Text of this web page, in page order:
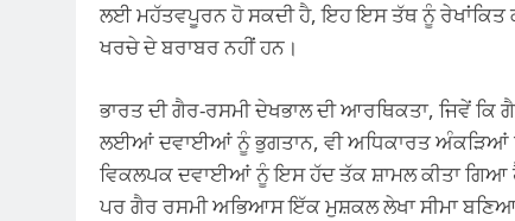
ਲਈ ਮਹੱਤਵਪੂਰਨ ਹੋ ਸਕਦੀ ਹੈ, ਇਹ ਇਸ ਤੱਥ ਨੂੰ ਰੇਖਾਂਕਿਤ
ਖਰਚੇ ਦੇ ਬਰਾਬਰ ਨਹੀਂ ਹਨ।
ਭਾਰਤ ਦੀ ਗੈਰ-ਰਸਮੀ ਦੇਖਭਾਲ ਦੀ ਆਰਥਿਕਤਾ, ਜਿਵੇਂ
ਲਈਆਂ ਦਵਾਈਆਂ ਨੂੰ ਭੁਗਤਾਨ, ਵੀ ਅਧਿਕਾਰਤ ਅੰਕੜਿਆਂ
ਵਿਕਲਪਕ ਦਵਾਈਆਂ ਨੂੰ ਇਸ ਹੱਦ ਤੱਕ ਸ਼ਾਮਲ ਕੀਤਾ ਗਿਆ
ਪਰ ਗੈਰ ਰਸਮੀ ਅਭਿਆਸ ਇੱਕ ਮੁਸ਼ਕਲ ਲੇਖਾ ਸੀਮਾ